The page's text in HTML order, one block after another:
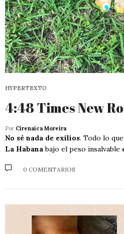
HYPERTEXTO
4:48 Times New
Por Cirenaica Moreira
No sé nada de exilios. Todo lo
La Habana bajo el peso insalvable
0 COMENTARIOS